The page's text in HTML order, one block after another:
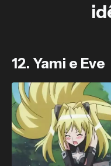
12. Yami e Eve